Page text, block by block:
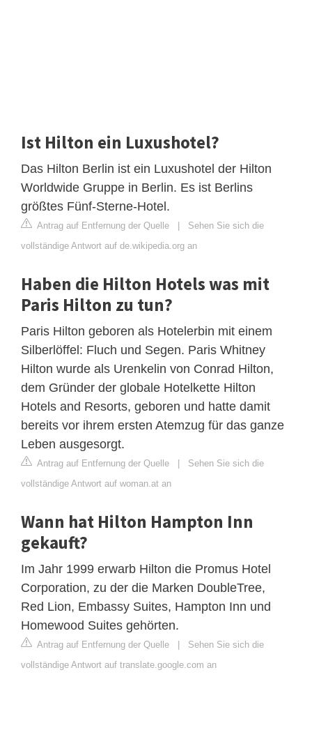
Ist Hilton ein Luxushotel?
Das Hilton Berlin ist ein Luxushotel der Hilton
Worldwide Gruppe in Berlin. Es ist Berlins
größtes Fünf-Sterne-Hotel.
Antrag auf Entfernung der Quelle | Sehen Sie sich die
vollständige Antwort auf de.wikipedia.org an
Haben die Hilton Hotels was mit
Paris Hilton zu tun?
Paris Hilton geboren als Hotelerbin mit einem
Silberlöffel: Fluch und Segen. Paris Whitney
Hilton wurde als Urenkelin von Conrad Hilton,
dem Gründer der globale Hotelkette Hilton
Hotels and Resorts, geboren und hatte damit
bereits vor ihrem ersten Atemzug für das ganze
Leben ausgesorgt.
Antrag auf Entfernung der Quelle | Sehen Sie sich die
vollständige Antwort auf woman.at an
Wann hat Hilton Hampton Inn
gekauft?
Im Jahr 1999 erwarb Hilton die Promus Hotel
Corporation, zu der die Marken DoubleTree,
Red Lion, Embassy Suites, Hampton Inn und
Homewood Suites gehörten.
Antrag auf Entfernung der Quelle | Sehen Sie sich die
vollständige Antwort auf translate.google.com an